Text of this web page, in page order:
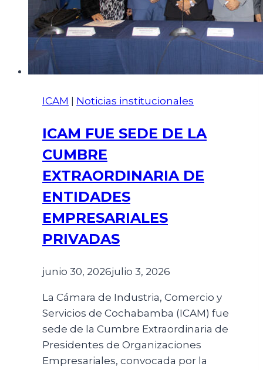
ICAM Noticias institucionales
ICAM FUE SEDE DE LA
CUMBRE
EXTRAORDINARIA DE
ENTIDADES
EMPRESARIALES
PRIVADAS
junio 30, 2026julio 3, 2026
La Cámara de Industria, Comercio y
Servicios de Cochabamba (ICAM) fue
sede de la Cumbre Extraordinaria de
Presidentes de Organizaciones
Empresariales, convocada por la